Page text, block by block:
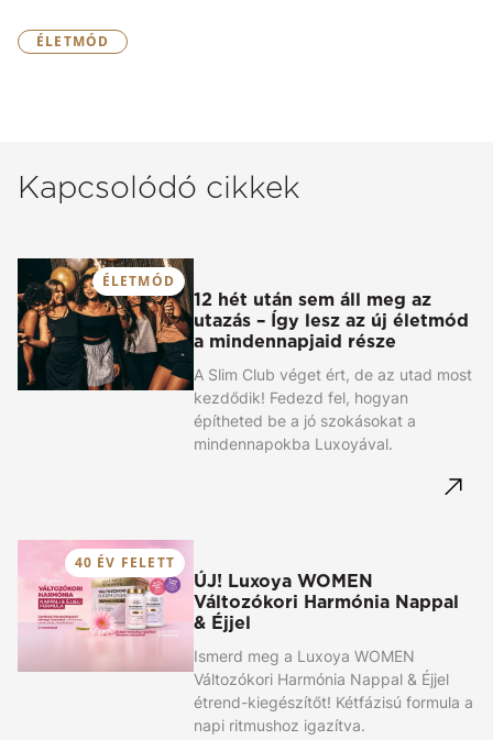
ÉLETMÓD
Kapcsolódó cikkek
ÉLETMÓD
12 hét után sem áll meg az
utazás – Így lesz az új életmód
a mindennapjaid része
A Slim Club véget ért, de az utad most
kezdődik! Fedezd fel, hogyan
építheted be a jó szokásokat a
mindennapokba Luxoyával.
40 ÉV FELETT
ÚJ! Luxoya WOMEN
Változókori Harmónia Nappal
& Éjjel
Ismerd meg a Luxoya WOMEN
Változókori Harmónia Nappal & Éjjel
étrend-kiegészítőt! Kétfázisú formula a
napi ritmushoz igazítva.